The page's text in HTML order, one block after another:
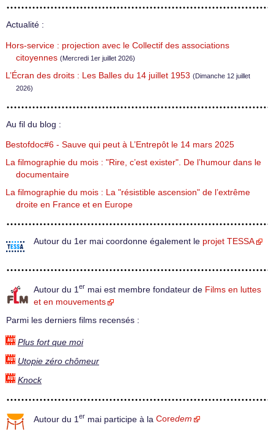
Actualité :
Hors-service : projection avec le Collectif des associations
citoyennes (Mercredi 1er juillet 2026)
L’Écran des droits : Les Balles du 14 juillet 1953 (Dimanche 12 juillet
2026)
Au fil du blog :
Bestofdoc#6 - Sauve qui peut à L’Entrepôt le 14 mars 2025
La filmographie du mois : "Rire, c’est exister". De l’humour dans le
documentaire
La filmographie du mois : La "résistible ascension" de l’extrême
droite en France et en Europe
Autour du 1er mai coordonne également le projet TESSA
Autour du 1 er mai est membre fondateur de Films en luttes
et en mouvements
Parmi les derniers films recensés :
Plus fort que moi
Utopie zéro chômeur
Knock
Autour du 1 er mai participe à la Coredem